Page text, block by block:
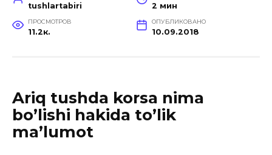
tushlartabiri 2 мин
ПРОСМОТРОВ
11.2к.
ОПУБЛИКОВАНО
10.09.2018
Ariq tushda korsa nima
bo’lishi hakida to’lik
ma’lumot